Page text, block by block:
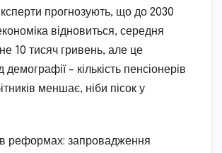
прогнозують, що до 2030
відновиться, середня
10 тисяч гривень, але це
демографії – кількість пенсіонерів
меншає, ніби пісок у
реформах: запровадження